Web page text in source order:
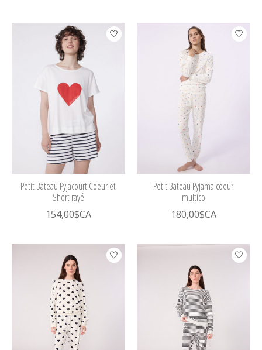
Petit Bateau Pyjacourt Coeur et
Short rayé
154,00$CA
Petit Bateau Pyjama coeur
multico
180,00$CA